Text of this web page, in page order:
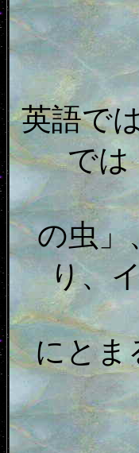
英語で
では
の虫」
り、
にとま